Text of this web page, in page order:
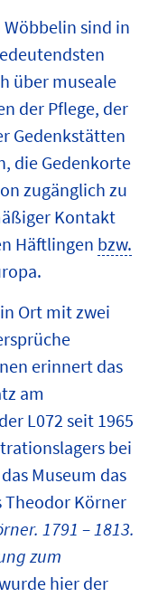
sind in
über museale
der Pflege, der
Gedenkstätten
die Gedenkorte
zugänglich zu
Kontakt
Häftlingen bzw.
Ort mit zwei
erinnert das
am
L072 seit 1965
bei
Museum das
Theodor Körner
1791 – 1813.
zum
hier der